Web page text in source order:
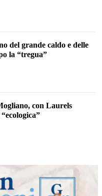
del grande caldo e delle
la “tregua”
con Laurels